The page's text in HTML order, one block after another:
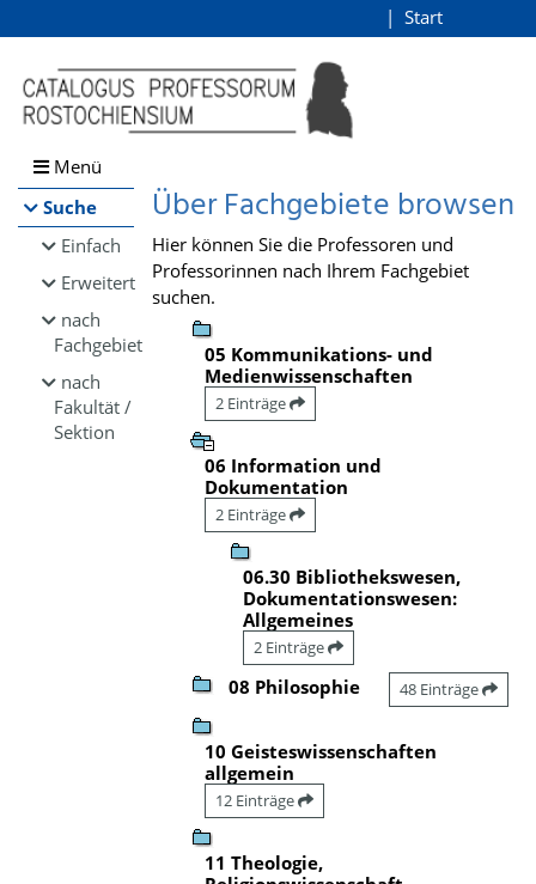
Browsen
direkt zum Inhalt
Start
Menü
Suche
Einfach
Erweitert
nach
Fachgebiet
nach
Fakultät /
Sektion
Über Fachgebiete browsen
Hier können Sie die Professoren und
Professorinnen nach Ihrem Fachgebiet
suchen.
05 Kommunikations- und
Medienwissenschaften
2 Einträge
06 Information und
Dokumentation
2 Einträge
06.30 Bibliothekswesen,
Dokumentationswesen:
Allgemeines
2 Einträge
08 Philosophie 48 Einträge
10 Geisteswissenschaften
allgemein
12 Einträge
11 Theologie,